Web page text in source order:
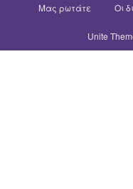
Μας ρωτάτε Οι
Unite